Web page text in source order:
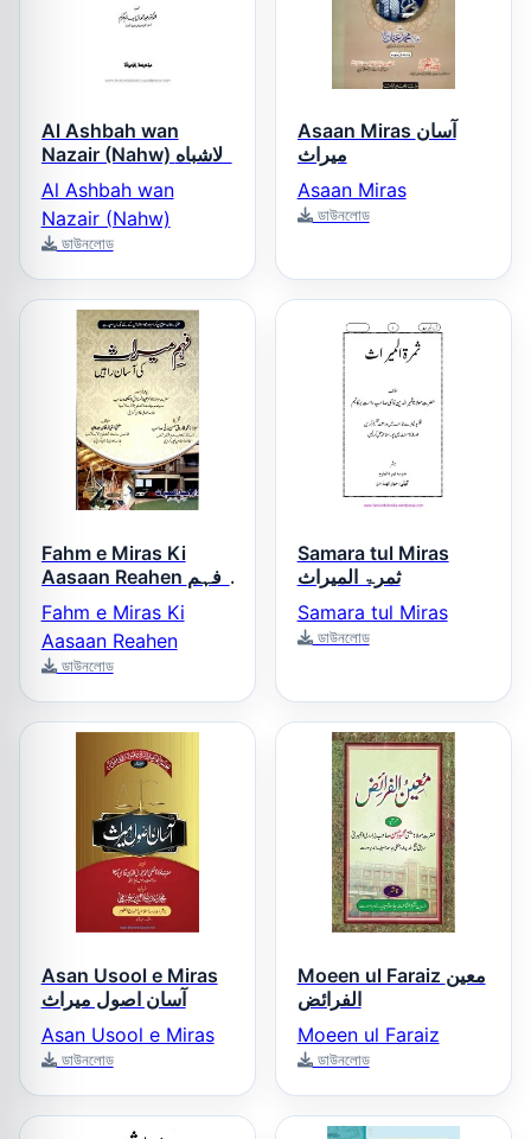
Al Ashbah wan
Nazair (Nahw) الاشباه
والنظائر فى النحو
Al Ashbah wan
Nazair (Nahw)
ডাউনলোড
Asaan Miras آسان
میراث
Asaan Miras
ডাউনলোড
Fahm e Miras Ki
Aasaan Reahen فہم
میراث کی آسان راہیں
Fahm e Miras Ki
Aasaan Reahen
ডাউনলোড
Samara tul Miras
ثمرۃ المیراث
Samara tul Miras
ডাউনলোড
Asan Usool e Miras
آسان اصول میراث
Asan Usool e Miras
ডাউনলোড
Moeen ul Faraiz معین
الفرائض
Moeen ul Faraiz
ডাউনলোড